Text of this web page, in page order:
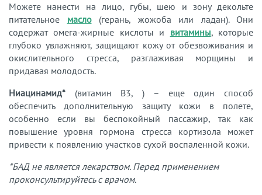
Можете нанести на лицо, губы, шею и зону декольте
питательное масло(герань, жожоба или ладан). Они
содержат омега-жирные кислоты и витамины, которые
глубоко увлажняют, защищают кожу от обезвоживания и
окислительного стресса, разглаживая морщины и
придавая молодость.
Ниацинамид* (витамин B3, ) – еще один способ
обеспечить дополнительную защиту кожи в полете,
особенно если вы беспокойный пассажир, так как
повышение уровня гормона стресса кортизола может
привести к появлению участков сухой воспаленной кожи.
*БАД не является лекарством. Перед применением
проконсультируйтесь с врачом.